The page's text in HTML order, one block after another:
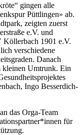
gingen alle
Püttlingen» ab.
zeigten zuerst
e.V. und
Köllerbach 1901 e.V.
verschiedene
Danach
kleinen Umtrunk. Ein
Ingo Besserdich-
das Orga-Team
für